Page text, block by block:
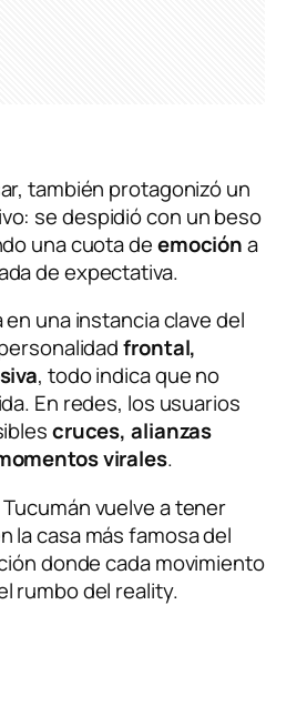
también protagonizó un
se despidió con un beso
una cuota deemocióna
de expectativa.
en una instancia clave del
frontal,
, todo indica que no
En redes, los usuarios
cruces, alianzas
virales.
vuelve a tener
la casa más famosa del
donde cada movimiento
rumbo del reality.